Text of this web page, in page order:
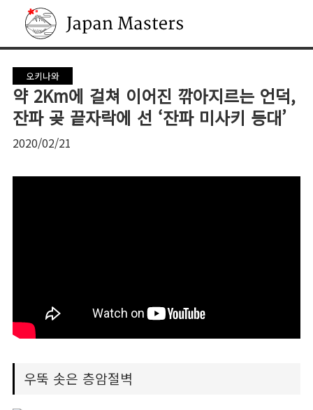
Japan Masters
오키나와
약 2Km에 걸쳐 이어진 깎아지르는 언덕,
잔파 곶 끝자락에 선 ‘잔파 미사키 등대’
2020/02/21
우뚝 솟은 층암절벽